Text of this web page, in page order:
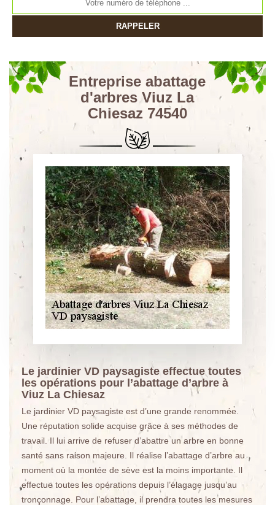
Entreprise abattage
d'arbres Viuz La
Chiesaz 74540
Le jardinier VD paysagiste effectue toutes
les opérations pour l’abattage d’arbre à
Viuz La Chiesaz
Le jardinier VD paysagiste est d’une grande renommée.
Une réputation solide acquise grâce à ses méthodes de
travail. Il lui arrive de refuser d’abattre un arbre en bonne
santé sans raison majeure. Il réalise l’abattage d’arbre au
moment où la montée de sève est la moins importante. Il
effectue toutes les opérations depuis l’élagage jusqu’au
tronçonnage. Pour l’abattage, il prendra toutes les mesures